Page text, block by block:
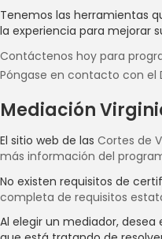
Tenemos las herramientas
la experiencia para mejorar
Contáctenos hoy para
Póngase en contacto con el
Contácteme
Mediación
El sitio web de las Cortes de
más información del
No existen requisitos de
completa de requisitos
Al elegir un mediador,